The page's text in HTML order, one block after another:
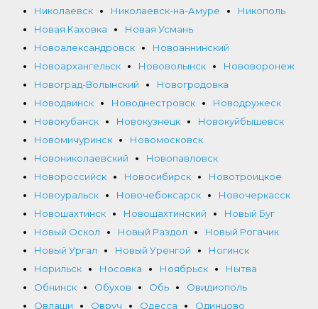
Николаевск
Николаевск-на-Амуре
Никополь
Новая Каховка
Новая Усмань
Новоалександровск
Новоаннинский
Новоархангельск
Нововолынск
Нововоронеж
Новоград-Волынский
Новогродовка
Новодвинск
Новоднестровск
Новодружеск
Новокубанск
Новокузнецк
Новокуйбышевск
Новомичуринск
Новомосковск
Новониколаевский
Новопавловск
Новороссийск
Новосибирск
Новотроицкое
Новоуральск
Новочебоксарск
Новочеркасск
Новошахтинск
Новошахтинский
Новый Буг
Новый Оскол
Новый Раздол
Новый Рогачик
Новый Ургал
Новый Уренгой
Ногинск
Норильск
Носовка Ноябрьск
Нытва
Обнинск
Обухов Обь
Овидиополь
Овлаши
Овруч Одесса
Одинцово